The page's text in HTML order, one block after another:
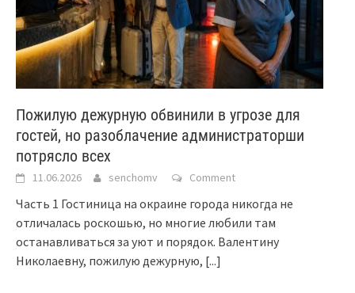
Пожилую дежурную обвинили в угрозе для
гостей, но разоблачение администраторши
потрясло всех
11.06.2026 senchomv Comment
Часть 1 Гостиница на окраине города никогда не
отличалась роскошью, но многие любили там
останавливаться за уют и порядок. Валентину
Николаевну, пожилую дежурную, [...]